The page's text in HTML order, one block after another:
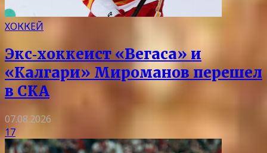
ХОККЕЙ
Экс‑хоккеист «Вегаса» и
«Калгари» Мироманов перешел
в СКА
07.08.2026
17